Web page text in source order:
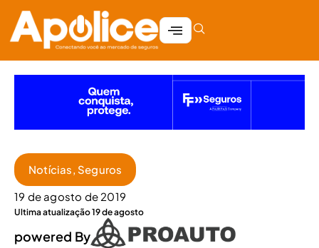
Notícias, Seguros
19 de agosto de 2019
Ultima atualização 19 de agosto
powered By